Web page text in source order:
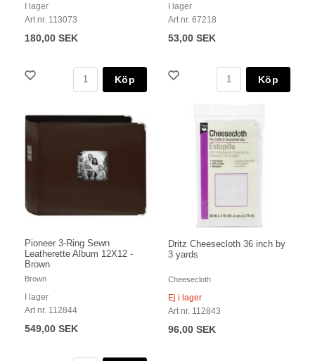
I lager
Art nr. 113073
180,00 SEK
Köp
I lager
Art nr. 67218
53,00 SEK
Köp
Pioneer 3-Ring Sewn
Leatherette Album 12X12 -
Brown
Brown
I lager
Art nr. 112844
549,00 SEK
Dritz Cheesecloth 36 inch by
3 yards
Cheesecloth
Ej i lager
Art nr. 112843
96,00 SEK